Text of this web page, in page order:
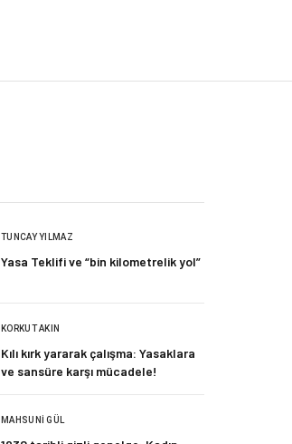
TUNCAY YILMAZ
Yasa Teklifi ve “bin kilometrelik yol”
KORKUT AKIN
Kılı kırk yararak çalışma: Yasaklara
ve sansüre karşı mücadele!
MAHSUNI GÜL